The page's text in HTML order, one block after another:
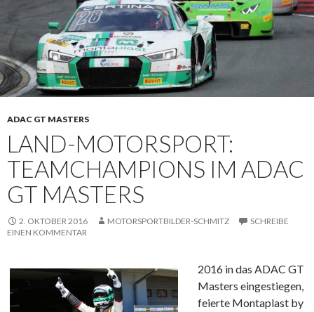
ADAC GT MASTERS
LAND-MOTORSPORT:
TEAMCHAMPIONS IM ADAC
GT MASTERS
2. OKTOBER 2016 MOTORSPORTBILDER-SCHMITZ
SCHREIBE
EINEN KOMMENTAR
2016 in das ADAC GT
Masters eingestiegen,
feierte Montaplast by